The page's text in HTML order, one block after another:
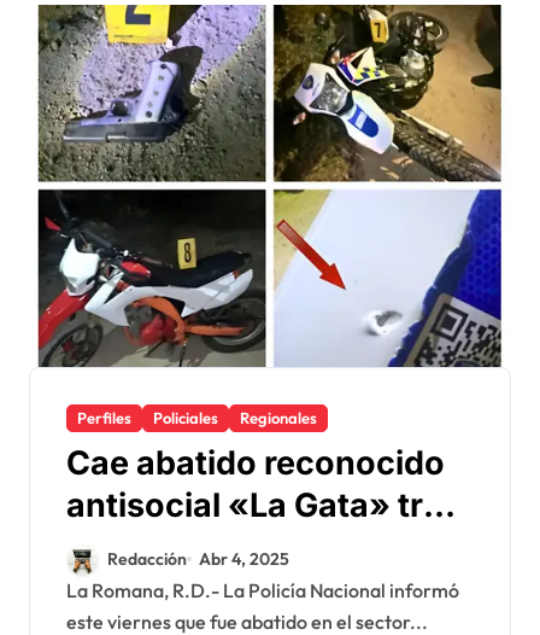
Perfiles Policiales Regionales
Cae abatido reconocido
antisocial «La Gata» tras
enfrentar agentes
policiales en La Romana
Redacción Abr 4, 2025
La Romana, R.D.- La Policía Nacional informó
este viernes que fue abatido en el sector...